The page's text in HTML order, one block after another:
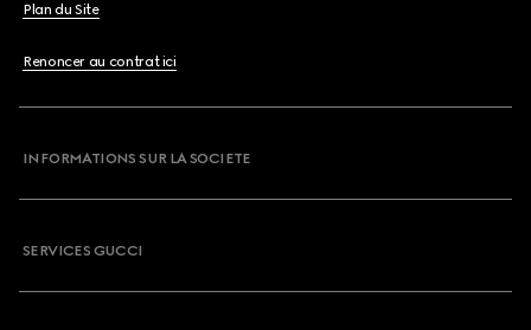
Plan du Site
Renoncer au contrat ici
INFORMATIONS SUR LA SOCIETE
SERVICES GUCCI